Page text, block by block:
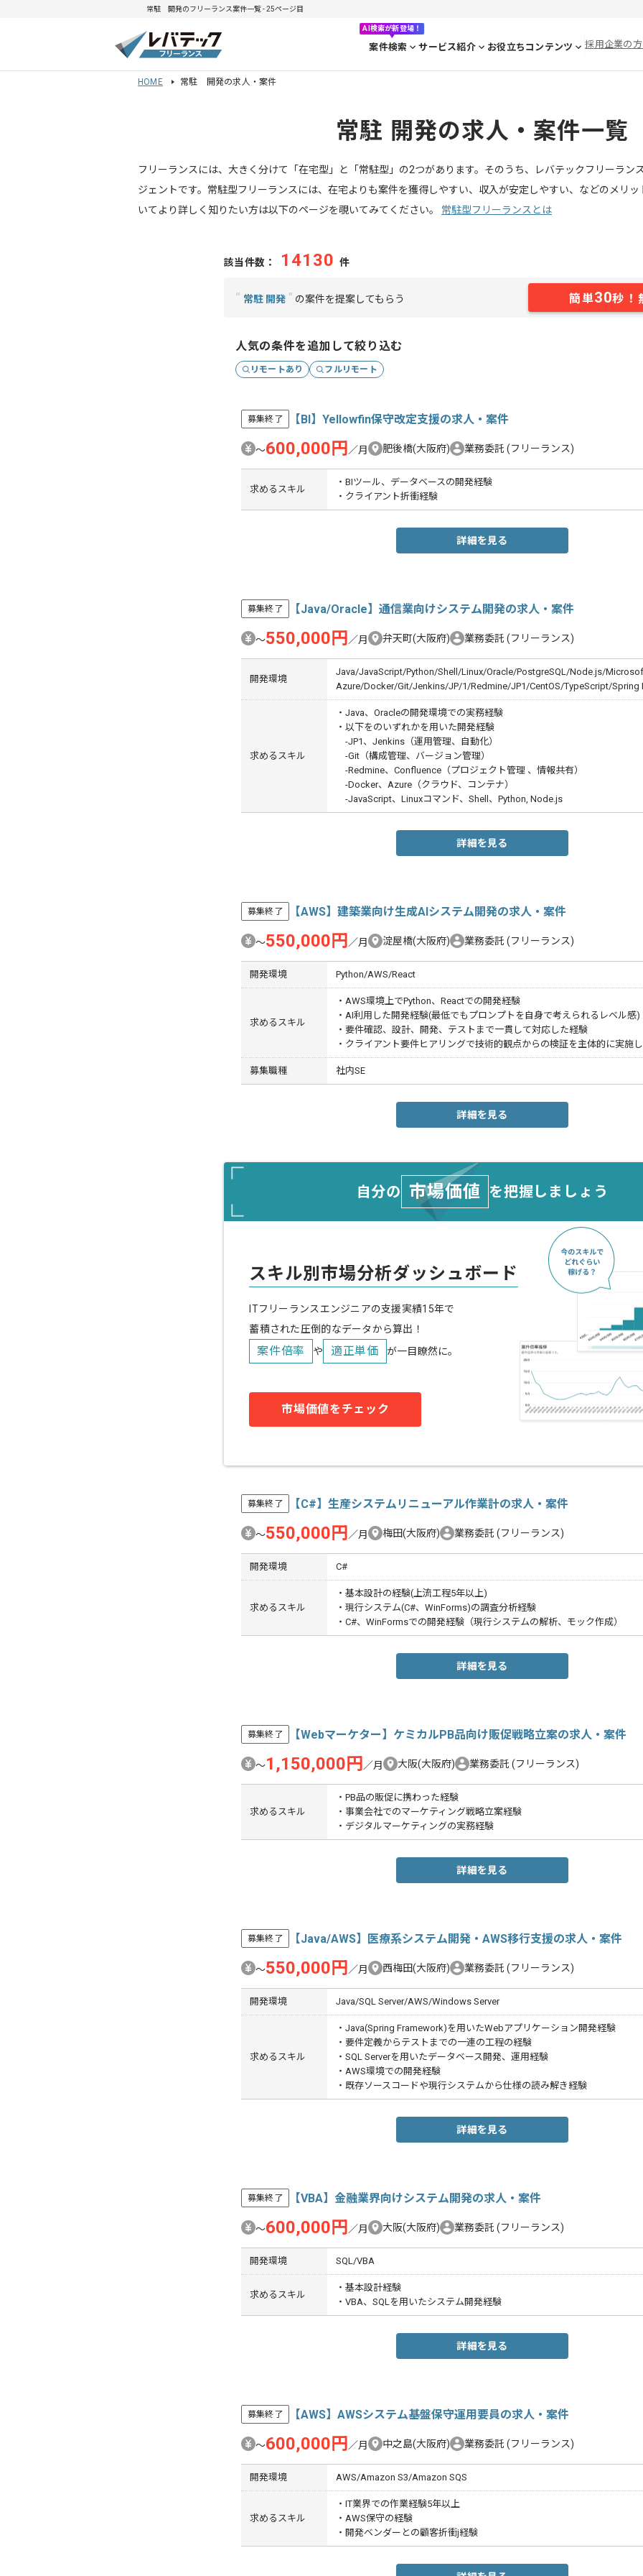
常駐 開発のフリーランス案件一覧 - 25ページ目
AI検索が新登場！
案件検索 サービス紹介 お役立ちコンテンツ 採用企業の
HOME 常駐 開発の求人・案件
常駐 開発の求人・案件一覧
フリーランスには、大きく分けて「在宅型」と「常駐型」の2つがあります。そのうち、レバテックフリーラン
ジェントです。常駐型フリーランスには、在宅よりも案件を獲得しやすい、収入が安定しやすい、などのメリ
いてより詳しく知りたい方は以下のページを覗いてみてください。 常駐型フリーランスとは
該当件数： 14130 件
“ 常駐 開発 ” の案件を提案してもらう 簡単30秒！
人気の条件を追加して絞り込む
リモートあり フルリモート
募集終了 【BI】Yellowfin保守改定支援の求人・案件
〜600,000円 ／月 肥後橋(大阪府) 業務委託 (フリーランス)
求めるスキル
・BIツール、データベースの開発経験
・クライアント折衝経験
詳細を見る
募集終了 【Java/Oracle】通信業向けシステム開発の求人・案件
〜550,000円 ／月 弁天町(大阪府) 業務委託 (フリーランス)
開発環境
Java/JavaScript/Python/Shell/Linux/Oracle/PostgreSQL/Node.js/
Azure/Docker/Git/Jenkins/JP/1/Redmine/JP1/CentOS/TypeScript/Spring
求めるスキル
・Java、Oracleの開発環境での実務経験
・以下をのいずれかを用いた開発経験
-JP1、Jenkins（運用管理、自動化）
-Git（構成管理、バージョン管理）
-Redmine、Confluence（プロジェクト管理 、情報共有）
-Docker、Azure（クラウド、コンテナ）
-JavaScript、Linuxコマンド、Shell、Python, Node.js
詳細を見る
募集終了 【AWS】建築業向け生成AIシステム開発の求人・案件
〜550,000円 ／月 淀屋橋(大阪府) 業務委託 (フリーランス)
開発環境 Python/AWS/React
求めるスキル
・AWS環境上でPython、Reactでの開発経験
・AI利用した開発経験(最低でもプロンプトを自身で考えられるレベル感)
・要件確認、設計、開発、テストまで一貫して対応した経験
・クライアント要件ヒアリングで技術的観点からの検証を主体的に実施
募集職種 社内SE
詳細を見る
自分の 市場価値 を把握しましょう
スキル別市場分析ダッシュボード
ITフリーランスエンジニアの支援実績15年で
蓄積された圧倒的なデータから算出！
案件倍率 や 適正単価 が一目瞭然に。
市場価値をチェック
募集終了 【C#】生産システムリニューアル作業計の求人・案件
〜550,000円 ／月 梅田(大阪府) 業務委託 (フリーランス)
開発環境 C#
求めるスキル
・基本設計の経験(上流工程5年以上)
・現行システム(C#、WinForms)の調査分析経験
・C#、WinFormsでの開発経験（現行システムの解析、モック作成）
詳細を見る
募集終了 【Webマーケター】ケミカルPB品向け販促戦略立案の求人・案件
〜1,150,000円 ／月 大阪(大阪府) 業務委託 (フリーランス)
求めるスキル
・PB品の販促に携わった経験
・事業会社でのマーケティング戦略立案経験
・デジタルマーケティングの実務経験
詳細を見る
募集終了 【Java/AWS】医療系システム開発・AWS移行支援の求人・案件
〜550,000円 ／月 西梅田(大阪府) 業務委託 (フリーランス)
開発環境 Java/SQL Server/AWS/Windows Server
求めるスキル
・Java(Spring Framework)を用いたWebアプリケーション開発経験
・要件定義からテストまでの一連の工程の経験
・SQL Serverを用いたデータベース開発、運用経験
・AWS環境での開発経験
・既存ソースコードや現行システムから仕様の読み解き経験
詳細を見る
募集終了 【VBA】金融業界向けシステム開発の求人・案件
〜600,000円 ／月 大阪(大阪府) 業務委託 (フリーランス)
開発環境 SQL/VBA
求めるスキル
・基本設計経験
・VBA、SQLを用いたシステム開発経験
詳細を見る
募集終了 【AWS】AWSシステム基盤保守運用要員の求人・案件
〜600,000円 ／月 中之島(大阪府) 業務委託 (フリーランス)
開発環境 AWS/Amazon S3/Amazon SQS
求めるスキル
・IT業界での作業経験5年以上
・AWS保守の経験
・開発ベンダーとの顧客折衝j経験